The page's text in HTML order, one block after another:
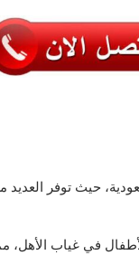
حيث توفر العديد
للأطفال في غياب